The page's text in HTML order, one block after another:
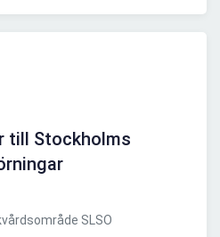
till Stockholms
SLSO